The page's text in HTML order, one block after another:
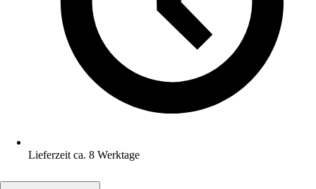
Lieferzeit ca. 8 Werktage